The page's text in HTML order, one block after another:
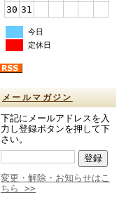
30 31
今日
定休日
メールマガジン
下記にメールアドレスを入
力し登録ボタンを押して下
さい。
変更・解除・お知らせはこ
ちら >>